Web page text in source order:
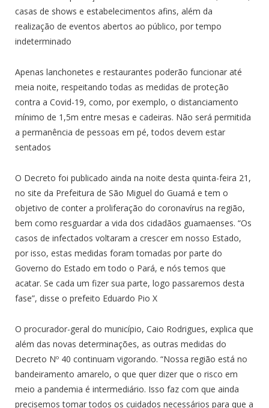
casas de shows e estabelecimentos afins, além da
realização de eventos abertos ao público, por tempo
indeterminado
Apenas lanchonetes e restaurantes poderão funcionar até
meia noite, respeitando todas as medidas de proteção
contra a Covid-19, como, por exemplo, o distanciamento
mínimo de 1,5m entre mesas e cadeiras. Não será permitida
a permanência de pessoas em pé, todos devem estar
sentados
O Decreto foi publicado ainda na noite desta quinta-feira 21,
no site da Prefeitura de São Miguel do Guamá e tem o
objetivo de conter a proliferação do coronavírus na região,
bem como resguardar a vida dos cidadãos guamaenses. “Os
casos de infectados voltaram a crescer em nosso Estado,
por isso, estas medidas foram tomadas por parte do
Governo do Estado em todo o Pará, e nós temos que
acatar. Se cada um fizer sua parte, logo passaremos desta
fase”, disse o prefeito Eduardo Pio X
O procurador-geral do município, Caio Rodrigues, explica que
além das novas determinações, as outras medidas do
Decreto Nº 40 continuam vigorando. “Nossa região está no
bandeiramento amarelo, o que quer dizer que o risco em
meio a pandemia é intermediário. Isso faz com que ainda
precisemos tomar todos os cuidados necessários para que a